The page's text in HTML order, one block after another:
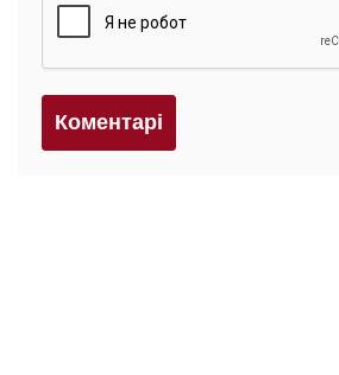
Коментарi